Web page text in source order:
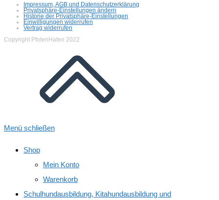
Impressum, AGB und Datenschutzerklärung
Privatsphäre-Einstellungen ändern
Historie der Privatsphäre-Einstellungen
Einwilligungen widerrufen
Vertrag widerrufen
Copyright PfotenHafen 2022
Menü schließen
Shop
Mein Konto
Warenkorb
Schulhundausbildung, Kitahundausbildung und